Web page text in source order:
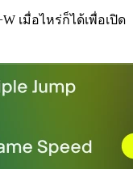
เมื่อไหร่ก็ได้เพื่อเปิด